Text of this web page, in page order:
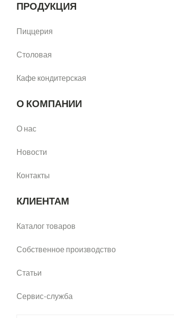
ПРОДУКЦИЯ
Пиццерия
Столовая
Кафе кондитерская
О КОМПАНИИ
О нас
Новости
Контакты
КЛИЕНТАМ
Каталог товаров
Собственное производство
Статьи
Сервис-служба